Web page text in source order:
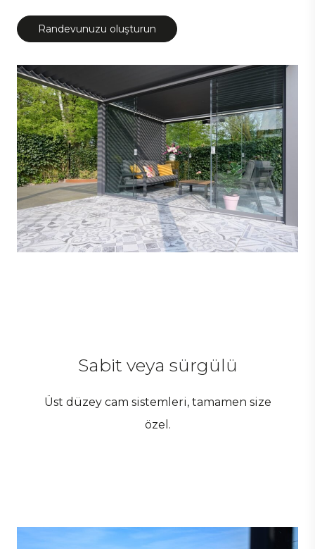
Randevunuzu oluşturun
Sabit veya sürgülü
Üst düzey cam sistemleri, tamamen size
özel.